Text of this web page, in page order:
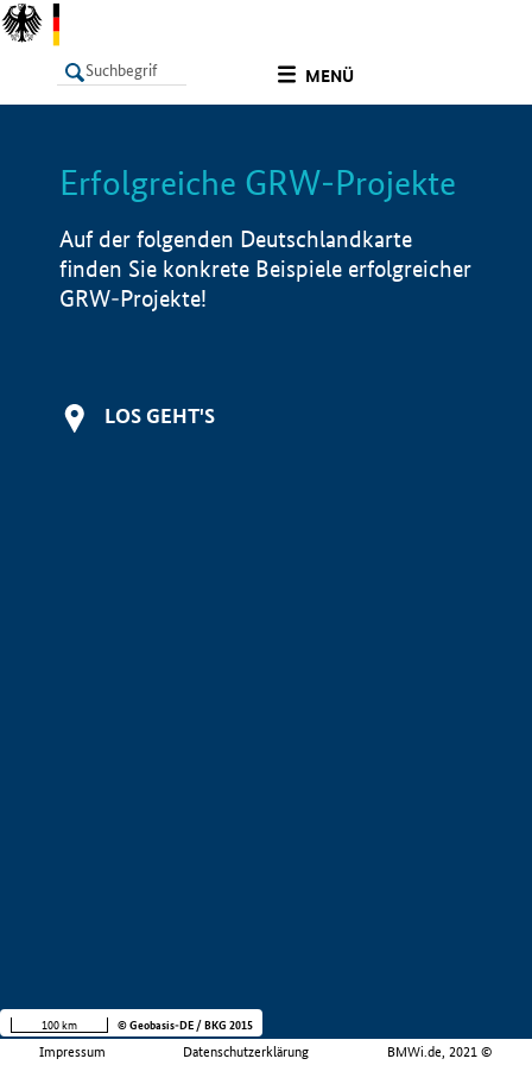
MENÜ
LISTE Info
Erfolgreiche GRW-Projekte
Auf der folgenden Deutschlandkarte
finden Sie konkrete Beispiele erfolgreicher
GRW-Projekte!
LOS GEHT'S
Impressum Datenschutzerklärung BMWi.de, 2021 ©
100 km © Geobasis-DE / BKG 2015